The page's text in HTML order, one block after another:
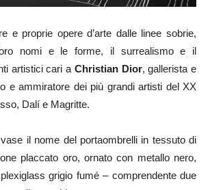
e proprie opere d’arte dalle linee sobrie,
nomi e le forme, il surrealismo e il
artistici cari a Christian Dior, gallerista e
e ammiratore dei più grandi artisti del XX
Dalí e Magritte.
il nome del portaombrelli in tessuto di
placcato oro, ornato con metallo nero,
grigio fumé – comprendente due